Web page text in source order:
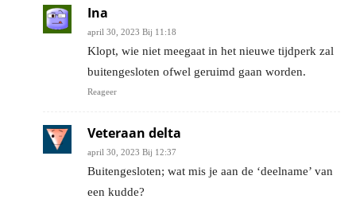
Ina
april 30, 2023 Bij 11:18
Klopt, wie niet meegaat in het nieuwe tijdperk zal
buitengesloten ofwel geruimd gaan worden.
Reageer
Veteraan delta
april 30, 2023 Bij 12:37
Buitengesloten; wat mis je aan de ‘deelname’ van
een kudde?